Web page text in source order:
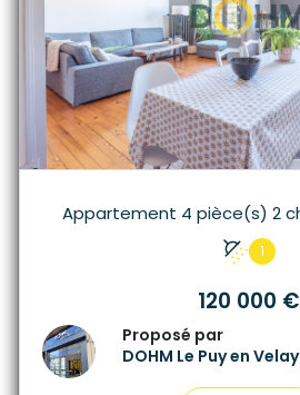
1
120 000 €
Proposé par
DOHM Le Puy en Velay